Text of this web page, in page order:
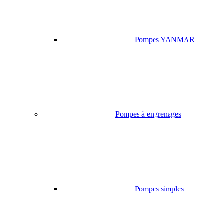
Pompes YANMAR
Pompes à engrenages
Pompes simples